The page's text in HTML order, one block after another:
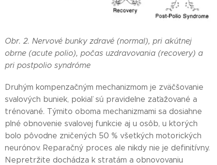
Obr. 2. Nervové bunky zdravé (normal), pri akútnej
obrne (acute polio), počas uzdravovania (recovery) a
pri postpolio syndróme
Druhým kompenzačným mechanizmom je zväčšovanie
svalových buniek, pokiaľ sú pravidelne zaťažované a
trénované. Týmito oboma mechanizmami sa dosiahne
plné obnovenie svalovej funkcie aj u osôb, u ktorých
bolo pôvodne zničených 50 % všetkých motorických
neurónov. Reparačný proces ale nikdy nie je definitívny.
Nepretržite dochádza k stratám a obnovovaniu